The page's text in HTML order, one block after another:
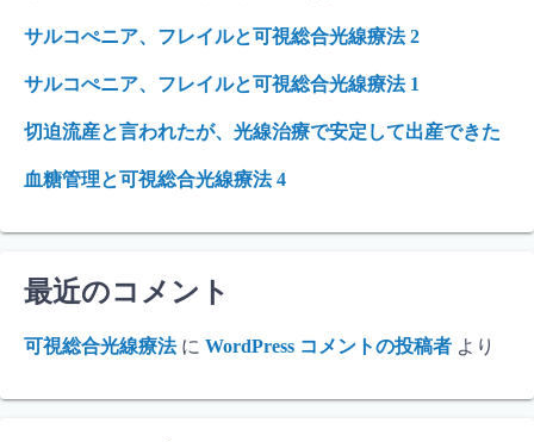
サルコぺニア、フレイルと可視総合光線療法 2
サルコぺニア、フレイルと可視総合光線療法 1
切迫流産と言われたが、光線治療で安定して出産できた
血糖管理と可視総合光線療法 4
最近のコメント
可視総合光線療法に WordPress コメントの投稿者 より